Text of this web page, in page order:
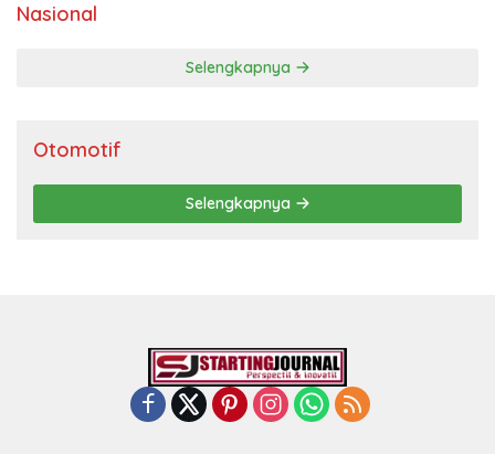
Nasional
Selengkapnya
Otomotif
Selengkapnya